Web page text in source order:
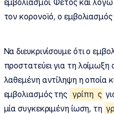
εμβολιασμοί. Φέτος και
τον κορονοϊό, ο
Να διευκρινίσουμε ότι ο
προστατεύει για τη λοίμωξη
λαθεμένη αντίληψη η οποία
εμβολιασμός της γρίπη ς
μία συγκεκριμένη ίωση, τη